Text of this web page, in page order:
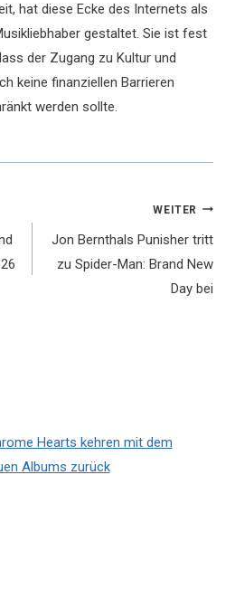
hat diese Ecke des Internets als
gestaltet. Sie ist fest
der Zugang zu Kultur und
keine finanziellen Barrieren
werden sollte.
WEITER
Jon Bernthals Punisher tritt
zu Spider-Man: Brand New
Day bei
Hearts kehren mit dem
Albums zurück